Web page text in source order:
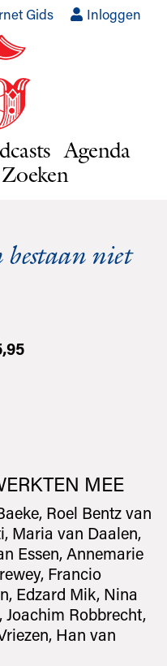
Gids Inloggen
Agenda
Zoeken
bestaan niet
MEE
Roel Bentz van
Maria van Daalen,
Essen, Annemarie
Francio
Edzard Mik, Nina
Robbrecht,
Han van